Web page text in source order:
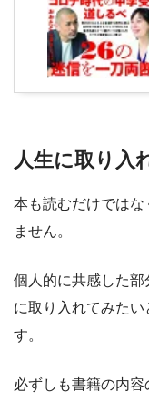
人生に取り入
本も読むだけではな
ません。
個人的に共感した
に取り入れてみた
す。
必ずしも書籍の内